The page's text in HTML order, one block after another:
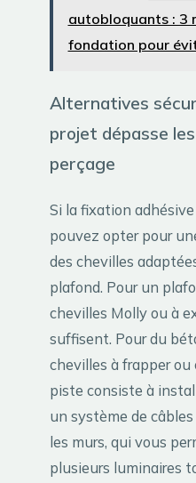
autobloquants : 3
fondation pour
Alternatives
projet dépasse
perçage
Si la fixation
pouvez opter pour
des chevilles
plafond. Pour un
chevilles Molly ou à
suffisent. Pour du
chevilles à frapper
piste consiste à
un système de
les murs, qui vous
plusieurs luminaires